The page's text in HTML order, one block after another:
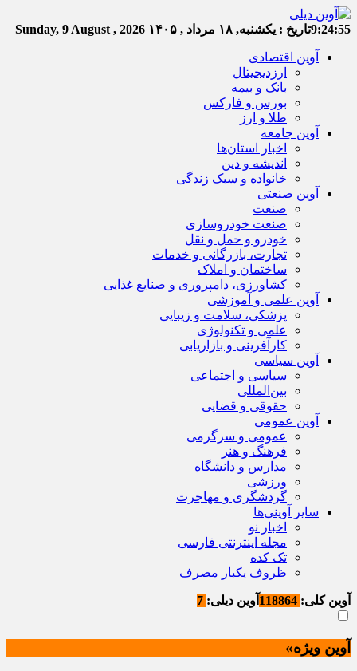
9:24:55تاریخ : یکشنبه, ۱۸ مرداد , ۱۴۰۵ Sunday, 9 August , 2026
آوین اقتصادی
ارزدیجیتال
بانک و بیمه
بورس و فارکس
طلا و ارز
آوین جامعه
اخبار استان‌ها
اندیشه و دین
خانواده و سبک زندگی
آوین صنعتی
صنعت
صنعت خودروسازی
خودرو و حمل و نقل
تجارت، بازرگانی و خدمات
ساختمان و املاک
کشاورزی، دامپروری و صنایع غذایی
آوین علمی و آموزشی
پزشکی، سلامت و زیبایی
علمی و تکنولوژی
کارآفرینی و بازاریابی
آوین سیاسی
سیاسی و اجتماعی
بین‌المللی
حقوقی و قضایی
آوین عمومی
عمومی و سرگرمی
فرهنگ و هنر
مدارس و دانشگاه
ورزشی
گردشگری و مهاجرت
سایر آوینی‌ها
اخبار نو
مجله اینترنتی فارسی
تک کده
ظروف یکبار مصرف
آوین کلی: آوین دیلی:
آوین ویژه»